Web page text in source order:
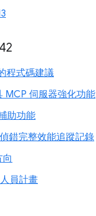
程式碼建議
MCP 伺服器強化功能
助功能
錯完整效能追蹤記錄
員計畫